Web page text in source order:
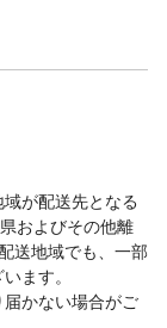
が配送先となる
およびその他離
送地域でも、一部
ます。
かない場合がご